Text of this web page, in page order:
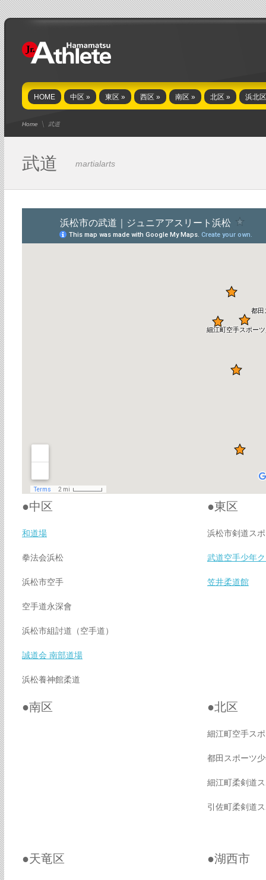
HOME 中区 » 東区 » 西区 » 南区 » 北区 » 浜北区
Home 武道
武道 martialarts
●中区
和道場
拳法会浜松
浜松市空手
空手道永深會
浜松市組討道（空手道）
誠道会 南部道場
浜松養神館柔道
●東区
浜松市剣道ス
武道空手少年
笠井柔道館
●南区 ●北区
細江町空手ス
都田スポーツ
細江町柔剣道
引佐町柔剣道
●天竜区 ●湖西市